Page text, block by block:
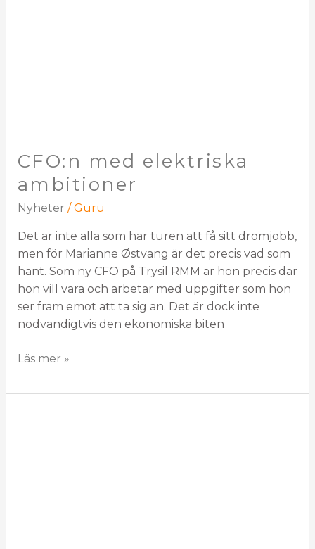
CFO:n med elektriska
ambitioner
Nyheter /Guru
Det är inte alla som har turen att få sitt drömjobb,
men för Marianne Østvang är det precis vad som
hänt. Som ny CFO på Trysil RMM är hon precis där
hon vill vara och arbetar med uppgifter som hon
ser fram emot att ta sig an. Det är dock inte
nödvändigtvis den ekonomiska biten
Läs mer »